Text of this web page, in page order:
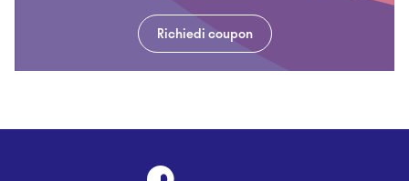
Richiedi coupon